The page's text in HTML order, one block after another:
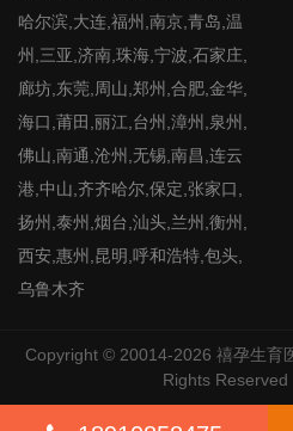
哈尔滨,大连,福州,南京,青岛,温
州,三亚,济南,珠海,宁波,石家庄,
廊坊,东莞,周山,郑州,合肥,金华,
海口,莆田,丽江,台州,漳州,泉州,
佛山,南通,沧州,无锡,南昌,连云
港,中山,齐齐哈尔,保定,张家口,
扬州,泰州,烟台,汕头,兰州,衡州,
西安,惠州,昆明,呼和浩特,包头,
乌鲁木齐
Copyright © 20014-2026 禧孕生育
Rights Reserved